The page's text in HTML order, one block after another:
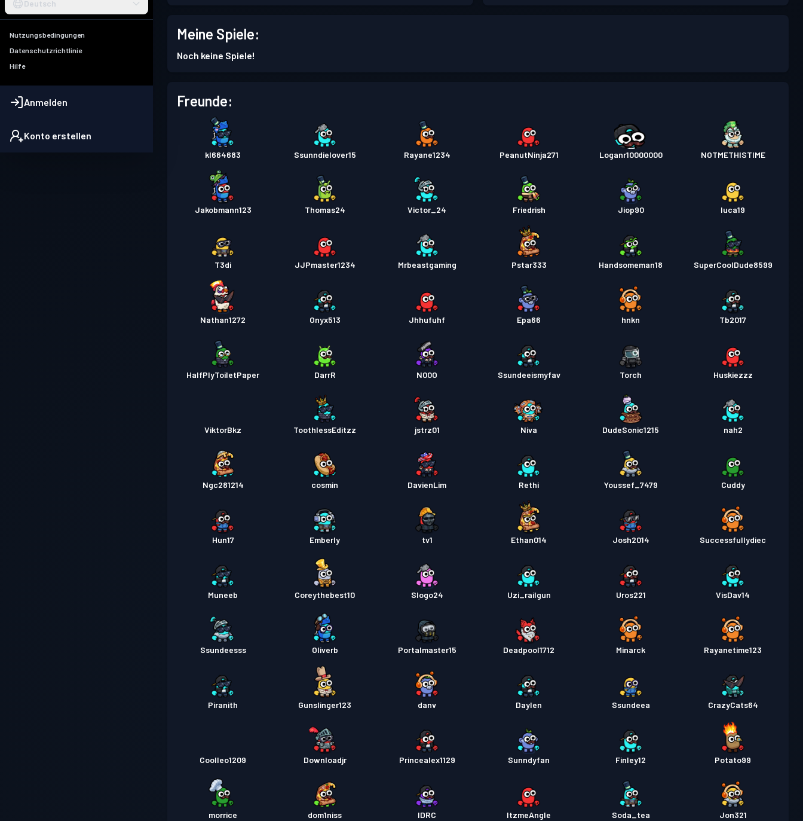
Deutsch
Nutzungsbedingungen
Datenschutzrichtlinie
Hilfe
Anmelden
Konto erstellen
Meine Spiele:
Noch keine Spiele!
Freunde:
kl664683 Ssunndielover15 Rayane1234 PeanutNinja271 Loganr10000000 NOTMETHISTIME
Jakobmann123 Thomas24 Victor_24 Friedrish Jiop90 luca19
T3di JJPmaster1234 Mrbeastgaming Pstar333 Handsomeman18 SuperCoolDude8599
Nathan1272 Onyx513 Jhhufuhf Epa66 hnkn Tb2017
HalfPlyToiletPaper DarrR N00O Ssundeeismyfav Torch Huskiezzz
ViktorBkz ToothlessEditzz jstrz01 Niva DudeSonic1215 nah2
Ngc281214 cosmin DavienLim Rethi Youssef_7479 Cuddy
Hun17 Emberly tv1 Ethan014 Josh2014 Successfullydiec
Muneeb Coreythebest10 Slogo24 Uzi_railgun Uros221 VisDav14
Ssundeesss Oliverb Portalmaster15 Deadpool1712 Minarck Rayanetime123
Piranith Gunslinger123 danv Daylen Ssundeea CrazyCats64
Coolleo1209 Downloadjr Princealex1129 Sunndyfan Finley12 Potato99
morrice dom1niss IDRC ItzmeAngle Soda_tea Jon321